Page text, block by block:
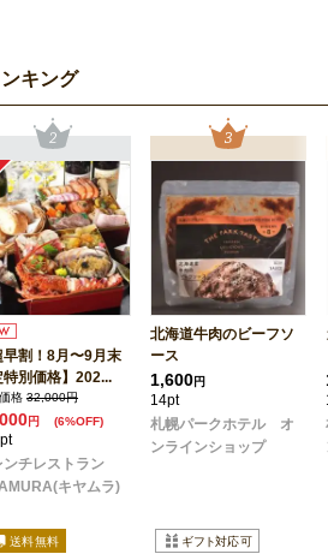
キング
早割！8月〜9月末
特別価格】202...
格 32,000円
円 (6%OFF)
ンチレストラン
キヤムラ)
北海道牛肉のビーフソ
ース
1,600円
14pt
札幌パークホテル オ
ンラインショップ